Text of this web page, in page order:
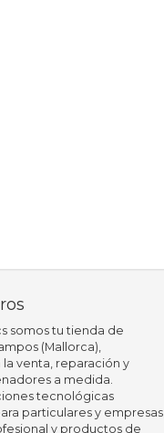
somos tu tienda de
(Mallorca),
venta, reparación y
a medida.
tecnológicas
particulares y empresas,
y productos de